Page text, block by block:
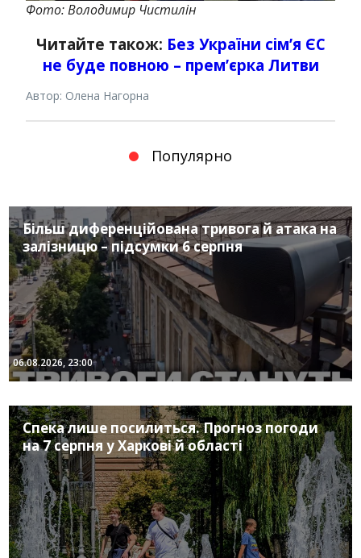
Фото: Володимир Чистилін
Читайте також: Без України сім’я ЄС
не буде повною – прем’єрка Литви
Автор: Олена Нагорна
Популярно
Більш диференційована тривога й атака на
залізницю – підсумки 6 серпня
06.08.2026, 23:00
Спека лише посилиться. Прогноз погоди
на 7 серпня у Харкові й області